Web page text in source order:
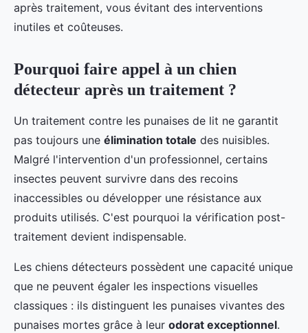
après traitement, vous évitant des interventions
inutiles et coûteuses.
Pourquoi faire appel à un chien
détecteur après un traitement ?
Un traitement contre les punaises de lit ne garantit
pas toujours une élimination totale des nuisibles.
Malgré l'intervention d'un professionnel, certains
insectes peuvent survivre dans des recoins
inaccessibles ou développer une résistance aux
produits utilisés. C'est pourquoi la vérification post-
traitement devient indispensable.
Les chiens détecteurs possèdent une capacité unique
que ne peuvent égaler les inspections visuelles
classiques : ils distinguent les punaises vivantes des
punaises mortes grâce à leur odorat exceptionnel.